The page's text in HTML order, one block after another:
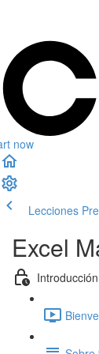
now
Lecciones
Excel
Introducción